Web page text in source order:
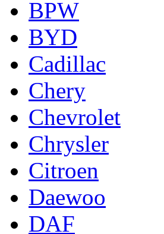
BPW
BYD
Cadillac
Chery
Chevrolet
Chrysler
Citroen
Daewoo
DAF